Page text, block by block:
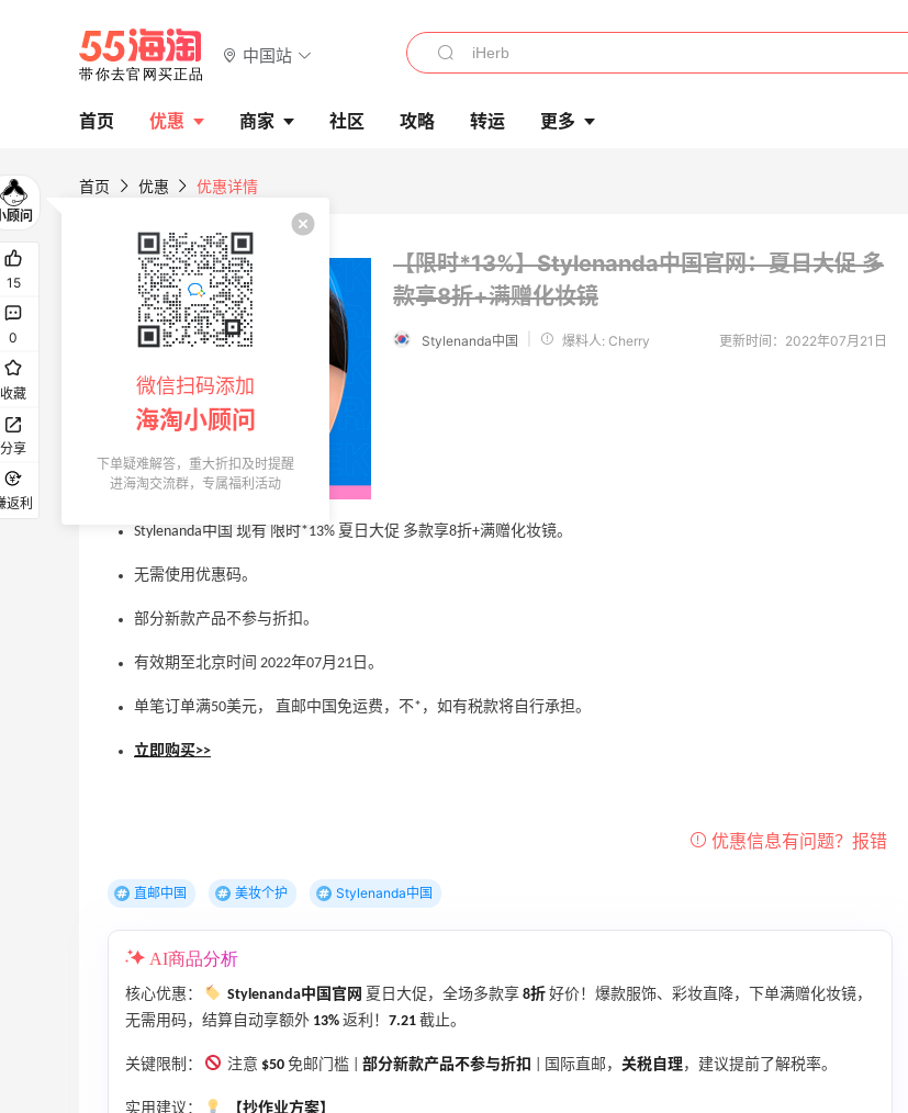
中国站
首页 优惠 商家 社区 攻略 转运 更多
首页 优惠 优惠详情
【限时*13%】Stylenanda中国官网：夏日大促多
款享8折+满赠化妆镜
Stylenanda中国 爆料人: Cherry 更新时间：2022年07月21日
Stylenanda中国 现有 限时*13% 夏日大促 多款享8折+满赠化妆镜。
无需使用优惠码。
部分新款产品不参与折扣。
有效期至北京时间 2022年07月21日。
单笔订单满50美元， 直邮中国免运费，不*，如有税款将自行承担。
立即购买>>
直邮中国 美妆个护 Stylenanda中国
AI商品分析
核心优惠： Stylenanda中国官网 夏日大促，全场多款享 8折 好价！爆款服饰、彩妆直降，下单满赠化妆镜，
无需用码，结算自动享额外 13% 返利！ 7.21 截止。
关键限制： 注意 $50 免邮门槛 | 部分新款产品不参与折扣 | 国际直邮， 关税自理，建议提前了解税率。
实用建议： 【抄作业方案】
我买了5单，全部都追到了，不知道为什
么有人说返利追不到？从21号买到23号一
帮助到没追到返利的小伙伴。 🉑首先，用
手机APP，发货后就显示，很少翻车； 🉑
丢； 🉑再者，购物车在通过55这边跳转
钱包又瘦了
物流方法~ 🙋今天终于有时间来给姐妹们
手后就随意的分享了一下，也有姐妹私信
从55海淘搜索3CE或者stylenanda ➡第
15
0
收藏
分享
返利
微信扫码添加
海淘小顾问
下单疑难解答，重大折扣及时提醒
进海淘交流群，专属福利活动